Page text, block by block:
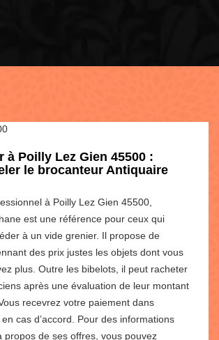
à Poilly Lez Gien 45500 :
le brocanteur Antiquaire
à Poilly Lez Gien 45500,
est une référence pour ceux qui
à un vide grenier. Il propose de
des prix justes les objets dont vous
plus. Outre les bibelots, il peut racheter
après une évaluation de leur montant
recevrez votre paiement dans
cas d’accord. Pour des informations
propos de ses offres, vous pouvez